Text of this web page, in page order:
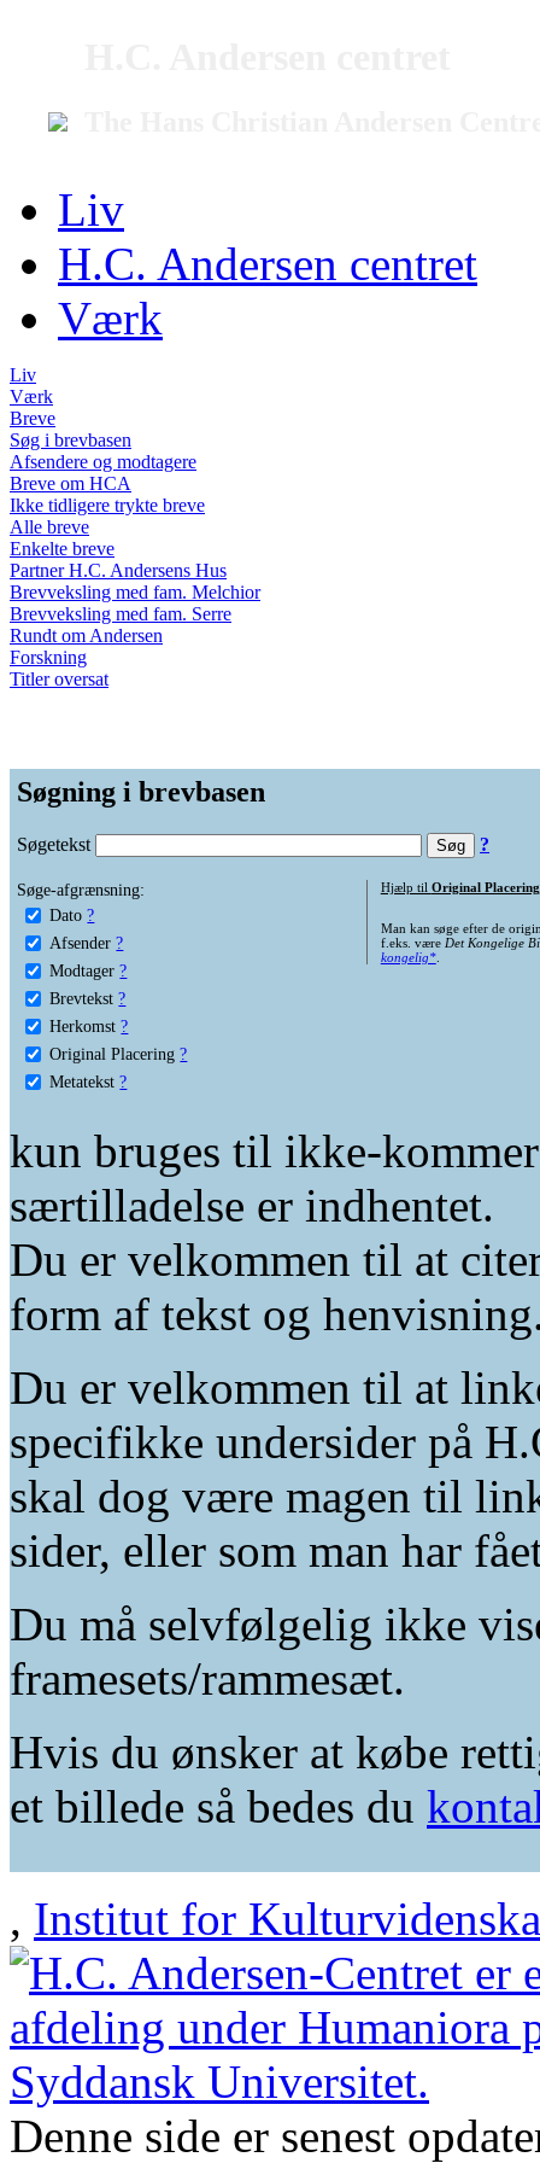
Liv
H.C. Andersen centret
Værk
Liv
Værk
Breve
Søg i brevbasen
Afsendere og modtagere
Breve om HCA
Ikke tidligere trykte breve
Alle breve
Enkelte breve
Partner H.C. Andersens Hus
Brevveksling med fam. Melchior
Brevveksling med fam. Serre
Rundt om Andersen
Forskning
Titler oversat
Søgning i brevbasen
Søgetekst ?
Søge-afgrænsning:
Dato ?
Afsender ?
Modtager ?
Brevtekst ?
Herkomst ?
Original Placering ?
Metatekst ?
Hjælp til Original Placering
Man kan søge efter de
f.eks. være Det Kongelige
kongelig*.
kun bruges til ikke-
særtilladelse er indhentet.
Du er velkommen til at
form af tekst og
Du er velkommen til at
specifikke undersider på
skal dog være magen til
sider, eller som man har
Du må selvfølgelig ikke
framesets/rammesæt.
Hvis du ønsker at købe
et billede så bedes du
, Institut for
Denne side er senest